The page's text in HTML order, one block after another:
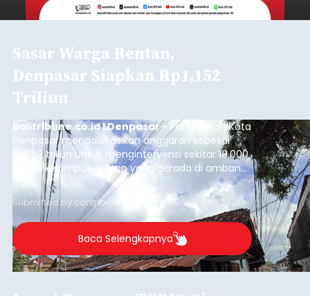
Sasar Warga Rentan,
Denpasar Siapkan Rp1,152
Triliun
balitribune.co.id I Denpasar - Pemerintah Kota
Denpasar mengalokasikan anggaran sebesar
Rp1,152 triliun untuk mengintervensi sekitar 18.000
warga kelompok rentan yang berada di ambang
garis kemiskinan. Langkah strategis ini diambil
guna menjaga masyarakat yang berada pada
kelompok desil 5 dan 6 tersebut agar tidak
merosot ke kategori miskin.
Submitted by contributor Thu, 08/06/2026 - 21:31
Baca Selengkapnya